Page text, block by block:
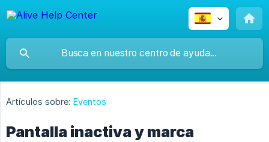
Artículos sobre: Eventos
Pantalla inactiva y marca